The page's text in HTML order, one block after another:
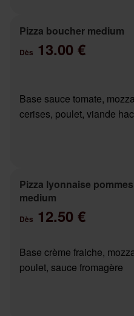
Pizza boucher medium
Dès 13.00 €
Base sauce tomate,
cerises, poulet, viande
Pizza lyonnaise
medium
Dès 12.50 €
Base crème fraiche,
poulet, sauce fromagère